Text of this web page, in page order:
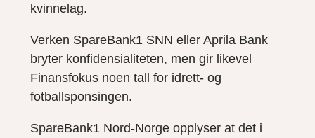
kvinnelag.
Verken SpareBank1 SNN eller Aprila Bank
bryter konfidensialiteten, men gir likevel
Finansfokus noen tall for idrett- og
fotballsponsingen.
SpareBank1 Nord-Norge opplyser at det i